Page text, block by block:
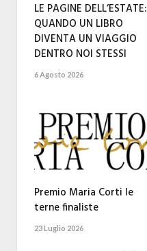
LE PAGINE DELL’ESTATE:
QUANDO UN LIBRO
DIVENTA UN VIAGGIO
DENTRO NOI STESSI
6 Agosto 2026
Premio Maria Corti le
terne finaliste
23 Luglio 2026